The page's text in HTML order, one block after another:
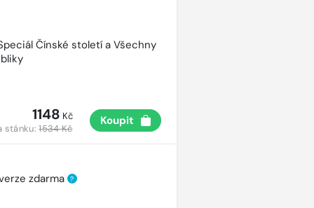
Čínské století a Všechny
1148 Kč
stánku:1534 Kč
Koupit
zdarma ?